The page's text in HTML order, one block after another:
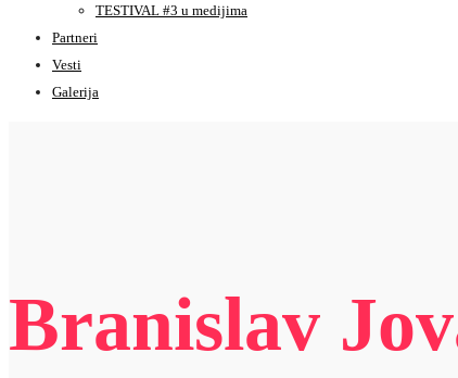
TESTIVAL #3 u medijima
Partneri
Vesti
Galerija
Branislav